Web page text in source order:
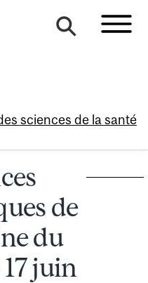
sciences de la santé
de
du
juin